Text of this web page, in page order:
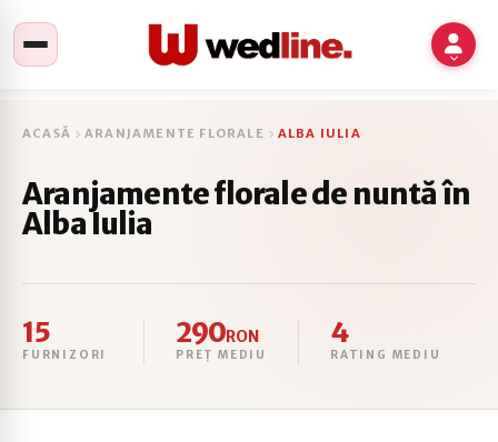
ACASĂ ARANJAMENTE FLORALE ALBA IULIA
Aranjamente florale de nuntă în
Alba Iulia
15
FURNIZORI
290RON
PREȚ MEDIU
4
RATING MEDIU